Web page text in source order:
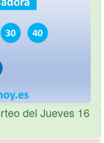
del Jueves 16